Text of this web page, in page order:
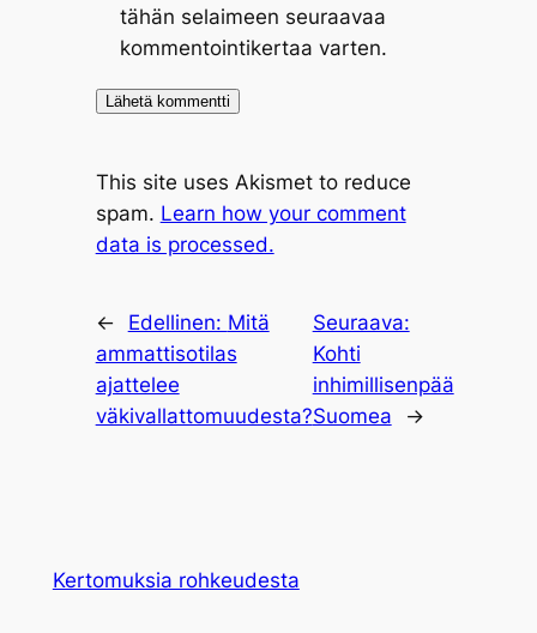
tähän selaimeen seuraavaa
kommentointikertaa varten.
This site uses Akismet to reduce
spam. Learn how your comment
data is processed.
← Edellinen: Mitä
ammattisotilas
ajattelee
väkivallattomuudesta?
Seuraava:
Kohti
inhimillisenpää
Suomea
→
Kertomuksia rohkeudesta